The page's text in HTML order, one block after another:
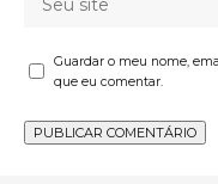
Guardar o meu nome,
que eu comentar.